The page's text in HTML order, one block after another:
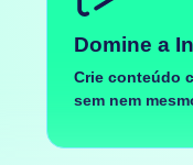
Domine a
Crie conteúdo
sem nem